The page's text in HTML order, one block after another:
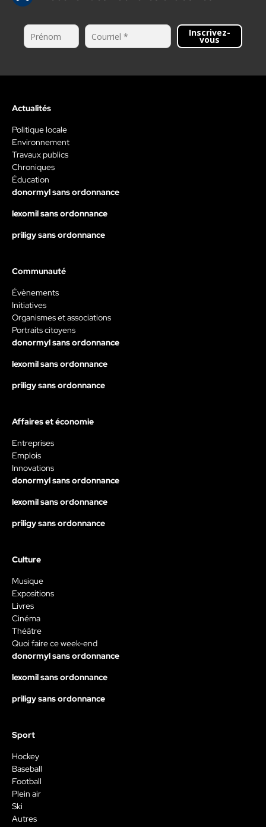
Inscrivez-
vous
Actualités
Politique locale
Environnement
Travaux publics
Chroniques
Éducation
donormyl sans ordonnance
lexomil sans ordonnance
priligy sans ordonnance
Communauté
Évènements
Initiatives
Organismes et associations
Portraits citoyens
donormyl sans ordonnance
lexomil sans ordonnance
priligy sans ordonnance
Affaires et économie
Entreprises
Emplois
Innovations
donormyl sans ordonnance
lexomil sans ordonnance
priligy sans ordonnance
Culture
Musique
Expositions
Livres
Cinéma
Théâtre
Quoi faire ce week-end
donormyl sans ordonnance
lexomil sans ordonnance
priligy sans ordonnance
Sport
Hockey
Baseball
Football
Plein air
Ski
Autres